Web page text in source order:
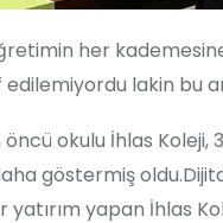
her
lakin bu
okulu İhlas
göstermiş
yapan İhlas